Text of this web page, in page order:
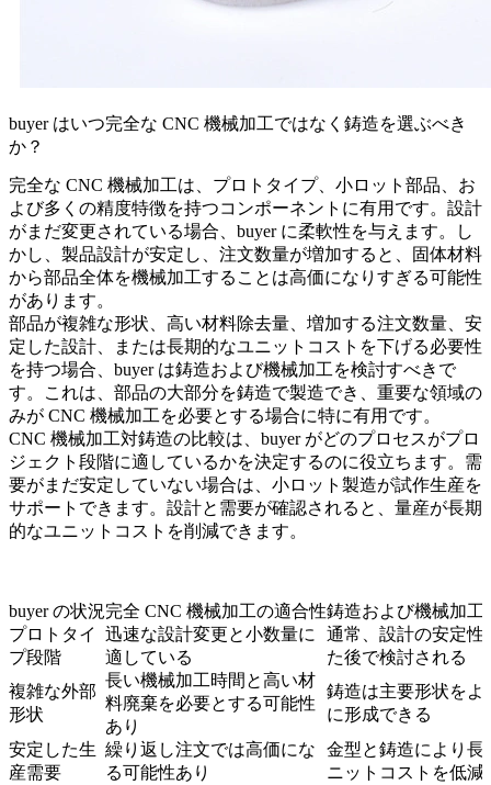
buyer はいつ完全な CNC 機械加工ではなく鋳造を選ぶべき
か？
完全な CNC 機械加工は、プロトタイプ、小ロット部品、お
よび多くの精度特徴を持つコンポーネントに有用です。設計
がまだ変更されている場合、buyer に柔軟性を与えます。し
かし、製品設計が安定し、注文数量が増加すると、固体材料
から部品全体を機械加工することは高価になりすぎる可能性
があります。
部品が複雑な形状、高い材料除去量、増加する注文数量、安
定した設計、または長期的なユニットコストを下げる必要性
を持つ場合、buyer は鋳造および機械加工を検討すべきで
す。これは、部品の大部分を鋳造で製造でき、重要な領域の
みが CNC 機械加工を必要とする場合に特に有用です。
CNC 機械加工対鋳造の比較は、buyer がどのプロセスがプロ
ジェクト段階に適しているかを決定するのに役立ちます。需
要がまだ安定していない場合は、 小ロット製造が試作生産を
サポートできます。設計と需要が確認されると、 量産が長期
的なユニットコストを削減できます。
buyer の状況完全 CNC 機械加工の適合性鋳造および機械加工
プロトタイ
プ段階
迅速な設計変更と小数量に
適している
通常、設計の安定性
た後で検討される
複雑な外部
形状
長い機械加工時間と高い材
料廃棄を必要とする可能性
あり
鋳造は主要形状をよ
に形成できる
安定した生
産需要
繰り返し注文では高価にな
る可能性あり
金型と鋳造により長
ニットコストを低減